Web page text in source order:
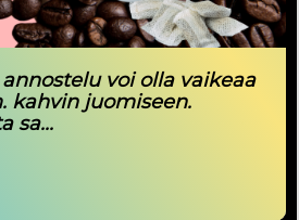
voi olla vaikeaa
kahvin juomiseen.
sa...